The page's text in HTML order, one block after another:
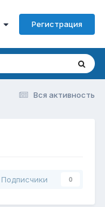
Регистрация
Вся активность
Подписчики 0